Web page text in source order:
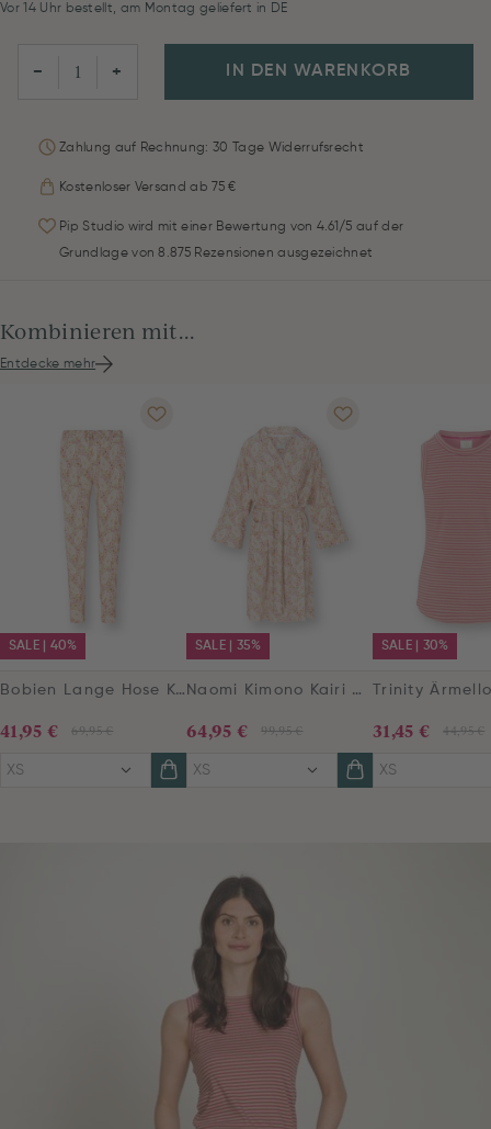
Vor 14 Uhr bestellt, am Montag geliefert in DE
− + IN DEN WARENKORB
Zahlung auf Rechnung: 30 Tage Widerrufsrecht
Kostenloser Versand ab 75 €
Pip Studio wird mit einer Bewertung von 4.61/5 auf der
Grundlage von 8.875 Rezensionen ausgezeichnet
Kombinieren mit...
Entdecke mehr
SALE | 40%
Bobien Lange Hose Kairi Bloom Rot
69,95 €
41,95 €
XS
SALE | 35%
Naomi Kimono Kairi Bloom Rot
99,95 €
64,95 €
XS
SALE | 30%
44,95 €
31,45 €
XS